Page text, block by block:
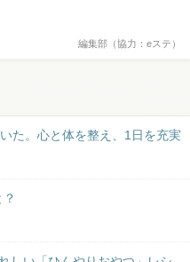
編集部（協力：eステ）
た。心と体を整え、1日を充実